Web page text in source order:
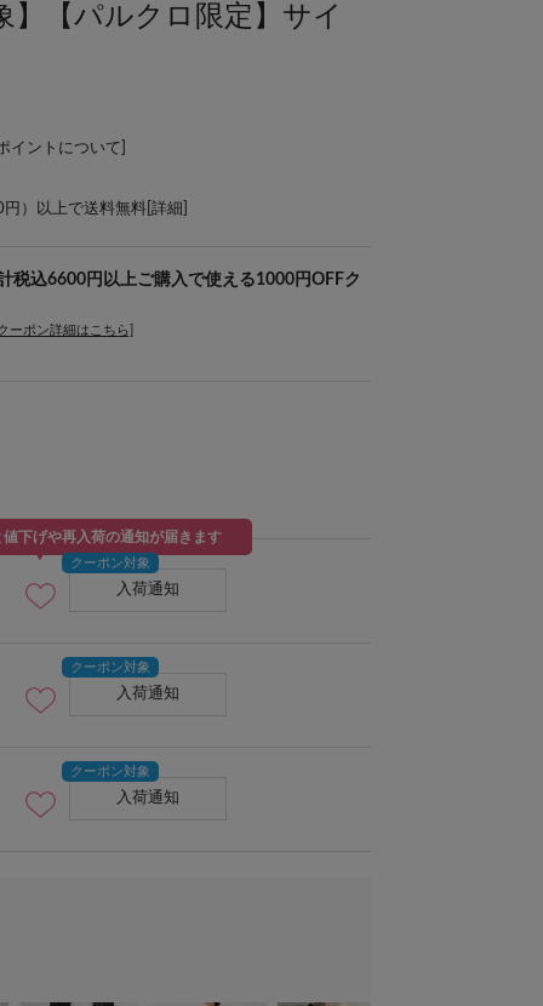
】【パルクロ限定】サイ
イントについて
）以上で送料無料[ 詳細
税込6600円以上ご購入で使える1000円OFFク
ーポン詳細はこちら]
下げや再入荷の通知が届きます
入荷通知
入荷通知
入荷通知